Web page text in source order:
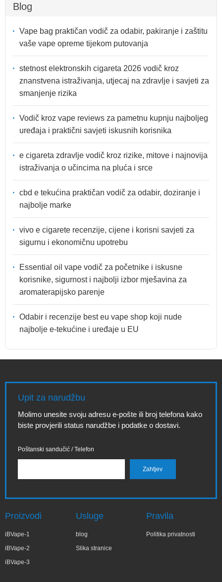
Blog
Vape bag praktičan vodič za odabir, pakiranje i zaštitu
vaše vape opreme tijekom putovanja
stetnost elektronskih cigareta 2026 vodič kroz
znanstvena istraživanja, utjecaj na zdravlje i savjeti za
smanjenje rizika
Vodič kroz vape reviews za pametnu kupnju najboljeg
uređaja i praktični savjeti iskusnih korisnika
e cigareta zdravlje vodič kroz rizike, mitove i najnovija
istraživanja o učincima na pluća i srce
cbd e tekućina praktičan vodič za odabir, doziranje i
najbolje marke
vivo e cigarete recenzije, cijene i korisni savjeti za
sigurnu i ekonomičnu upotrebu
Essential oil vape vodič za početnike i iskusne
korisnike, sigurnost i najbolji izbor mješavina za
aromaterapijsko parenje
Odabir i recenzije best eu vape shop koji nude
najbolje e-tekućine i uređaje u EU
Upit za narudžbu
Molimo unesite svoju adresu e-pošte ili broj telefona kako
biste provjerili status narudžbe i podatke o dostavi.
Poštanski sandučić / Telefon
Proizvodi
iBVape-1
iBVape-2
iBVape-3
Usluge
blog
Slika stranice
Pravila
Politika privatnosti